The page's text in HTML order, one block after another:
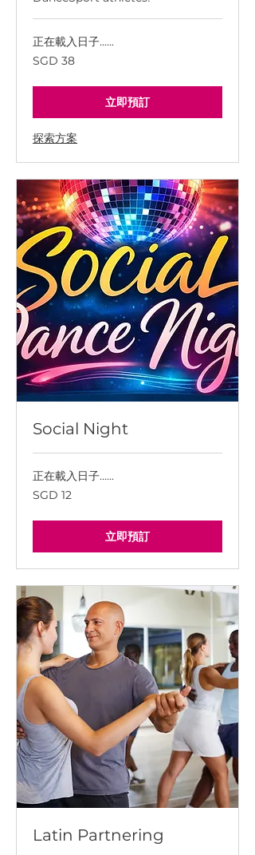
正在載入日子......
38
新
坡
SGD 38
立即預訂
探索方案
Social Night
正在載入日子......
12
新
坡
SGD 12
立即預訂
Latin Partnering